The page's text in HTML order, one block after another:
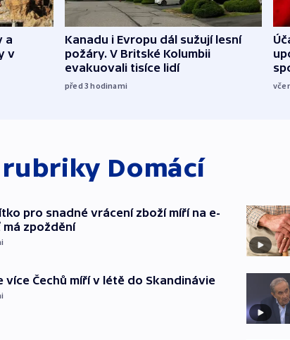
a
v
Kanadu i Evropu dál sužují lesní
požáry. V Britské Kolumbii
evakuovali tisíce lidí
před 3hodinami
rubriky Domácí
pro snadné vrácení zboží míří na e-
má zpoždění
více Čechů míří v létě do Skandinávie